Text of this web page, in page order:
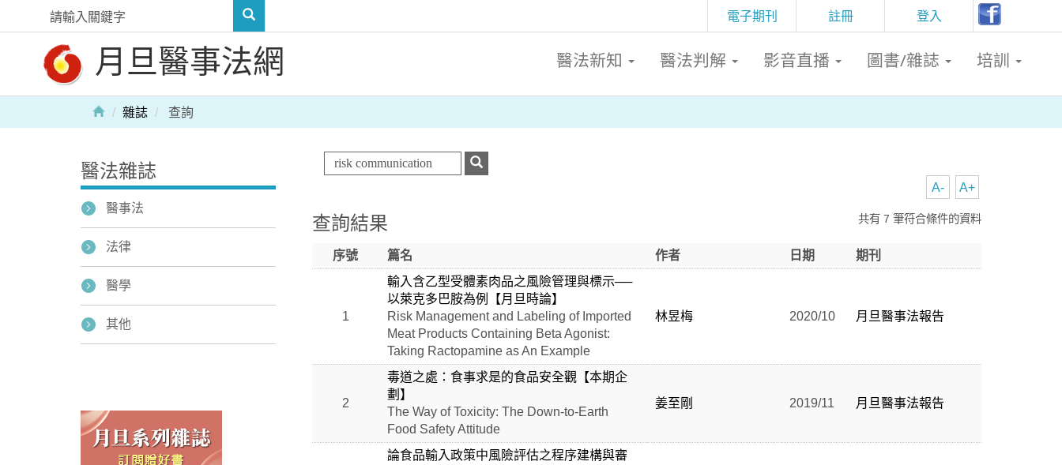
註冊 登入
電子期刊
月旦醫事法網 醫法新知 醫法判解 影音直播 圖書/雜誌 培訓
雜誌 查詢
A+
A-
查詢結果 共有 7 筆符合條件的資料
序號 篇名 作者 日期 期刊
1
輸入含乙型受體素肉品之風險管理與標示──
以萊克多巴胺為例【月旦時論】
Risk Management and Labeling of Imported
Meat Products Containing Beta Agonist:
Taking Ractopamine as An Example
林昱梅 2020/10 月旦醫事法報告
2
毒道之處：食事求是的食品安全觀【本期企
劃】
The Way of Toxicity: The Down-to-Earth
Food Safety Attitude
姜至剛 2019/11 月旦醫事法報告
論食品輸入政策中風險評估之程序建構與審
醫法雜誌
醫事法
法律
醫學
其他